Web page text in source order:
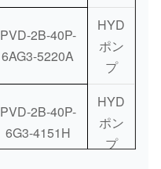
PVD-2B-40P-
6AG3-5220A
HYD
ポン
プ
PVD-2B-40P-
6G3-4151H
HYD
ポン
プ